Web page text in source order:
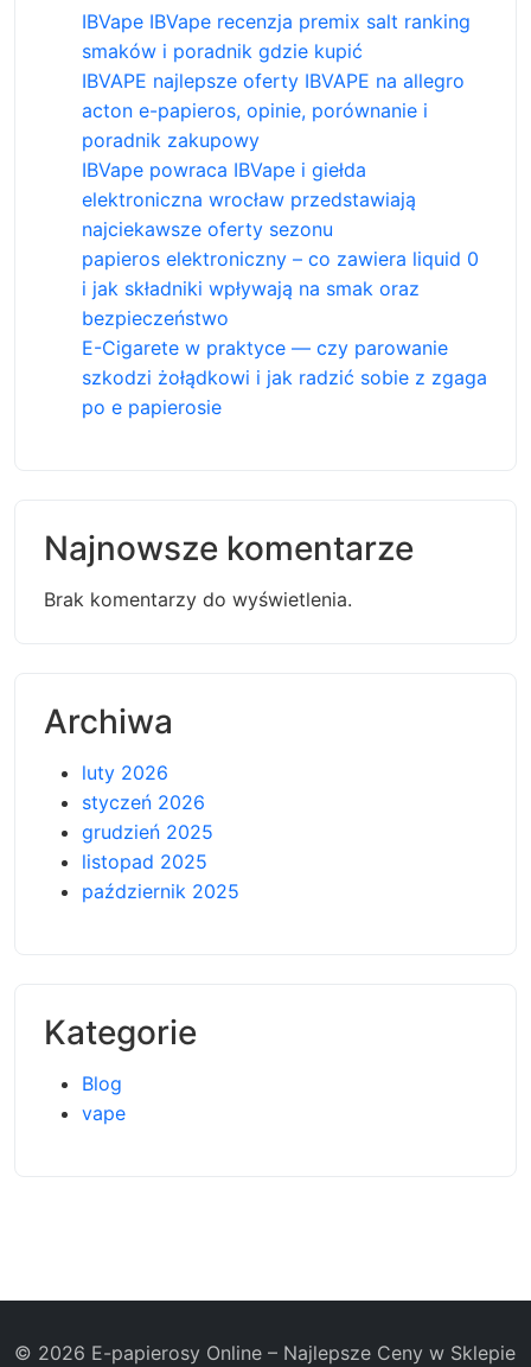
IBVape IBVape recenzja premix salt ranking
smaków i poradnik gdzie kupić
IBVAPE najlepsze oferty IBVAPE na allegro
acton e-papieros, opinie, porównanie i
poradnik zakupowy
IBVape powraca IBVape i giełda
elektroniczna wrocław przedstawiają
najciekawsze oferty sezonu
papieros elektroniczny – co zawiera liquid 0
i jak składniki wpływają na smak oraz
bezpieczeństwo
E-Cigarete w praktyce — czy parowanie
szkodzi żołądkowi i jak radzić sobie z zgaga
po e papierosie
Najnowsze komentarze
Brak komentarzy do wyświetlenia.
Archiwa
luty 2026
styczeń 2026
grudzień 2025
listopad 2025
październik 2025
Kategorie
Blog
vape
© 2026 E-papierosy Online – Najlepsze Ceny w Sklepie